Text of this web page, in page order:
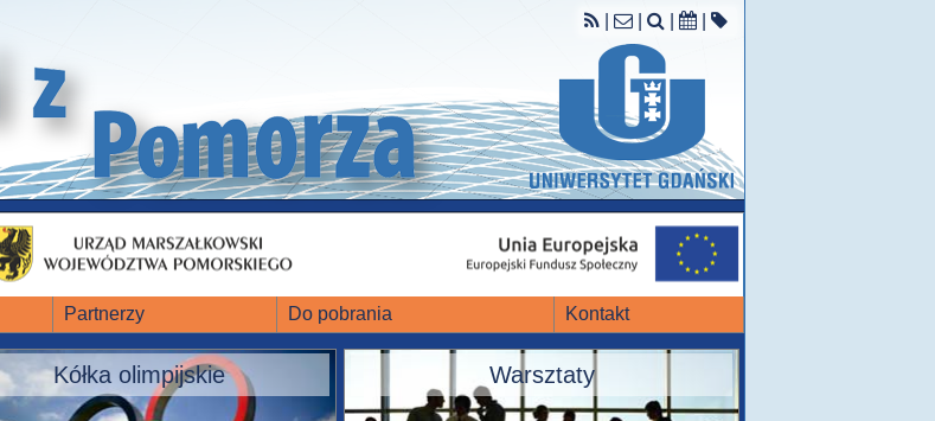
Partnerzy Do pobrania Kontakt
Kółka olimpijskie Warsztaty